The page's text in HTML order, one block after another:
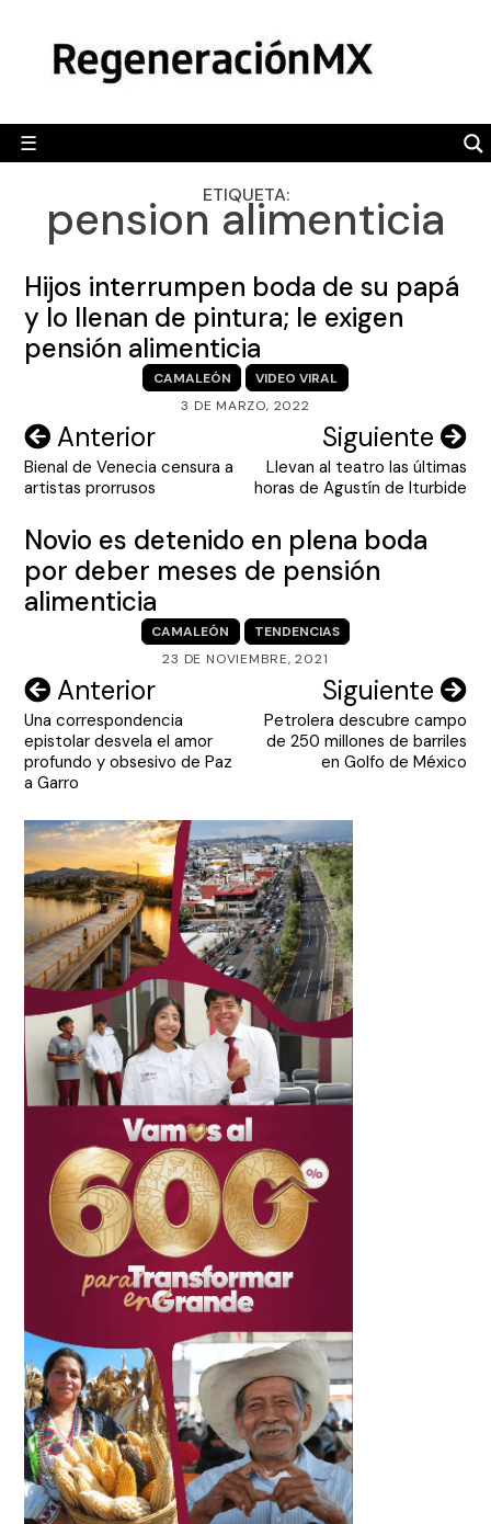
content
☰
POLÍTICA
CAMALEÓN
OPINIÓN
ENGLISH SECTION
VIDEOS
ETIQUETA:
pension alimenticia
Hijos interrumpen boda de su papá
y lo llenan de pintura; le exigen
pensión alimenticia
CAMALEÓN
VIDEO VIRAL
3 DE MARZO, 2022
Navegación
de
Anterior
Bienal de Venecia censura a
artistas prorrusos
Siguiente
Llevan al teatro las últimas
horas de Agustín de Iturbide
Novio es detenido en plena boda
por deber meses de pensión
alimenticia
CAMALEÓN
TENDENCIAS
23 DE NOVIEMBRE, 2021
Navegación
de
entradas
Anterior
Una correspondencia
epistolar desvela el amor
profundo y obsesivo de Paz
a Garro
Siguiente
Petrolera descubre campo
de 250 millones de barriles
en Golfo de México